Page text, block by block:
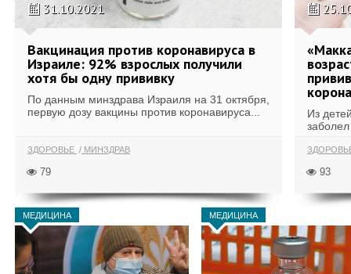
31.10.2021
Вакцинация против коронавируса в
Израиле: 92% взрослых получили
хотя бы одну прививку
По данным минздрава Израиля на 31 октября,
первую дозу вакцины против коронавируса...
ЗДОРОВЬЕ МИНЗДРАВ
79
Из
93
МЕДИЦИНА МЕДИЦИНА